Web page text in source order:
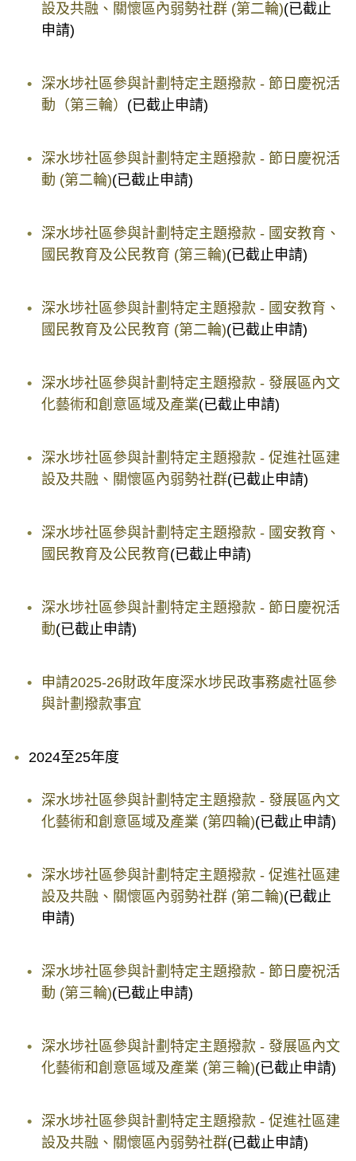
設及共融、關懷區內弱勢社群 (第二輪)(已截止
申請)
深水埗社區參與計劃特定主題撥款 - 節日慶祝活
動（第三輪） (已截止申請)
深水埗社區參與計劃特定主題撥款 - 節日慶祝活
動 (第二輪)(已截止申請)
深水埗社區參與計劃特定主題撥款 - 國安教育、
國民教育及公民教育 (第三輪)(已截止申請)
深水埗社區參與計劃特定主題撥款 - 國安教育、
國民教育及公民教育 (第二輪)(已截止申請)
深水埗社區參與計劃特定主題撥款 - 發展區內文
化藝術和創意區域及產業(已截止申請)
深水埗社區參與計劃特定主題撥款 - 促進社區建
設及共融、關懷區內弱勢社群(已截止申請)
深水埗社區參與計劃特定主題撥款 - 國安教育、
國民教育及公民教育(已截止申請)
深水埗社區參與計劃特定主題撥款 - 節日慶祝活
動(已截止申請)
申請2025-26財政年度深水埗民政事務處社區參
與計劃撥款事宜
2024至25年度
深水埗社區參與計劃特定主題撥款 - 發展區內文
化藝術和創意區域及產業 (第四輪)(已截止申請)
深水埗社區參與計劃特定主題撥款 - 促進社區建
設及共融、關懷區內弱勢社群 (第二輪)(已截止
申請)
深水埗社區參與計劃特定主題撥款 - 節日慶祝活
動 (第三輪)(已截止申請)
深水埗社區參與計劃特定主題撥款 - 發展區內文
化藝術和創意區域及產業 (第三輪)(已截止申請)
深水埗社區參與計劃特定主題撥款 - 促進社區建
設及共融、關懷區內弱勢社群(已截止申請)